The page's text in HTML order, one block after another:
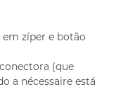
zíper e botão
(que
a nécessaire está